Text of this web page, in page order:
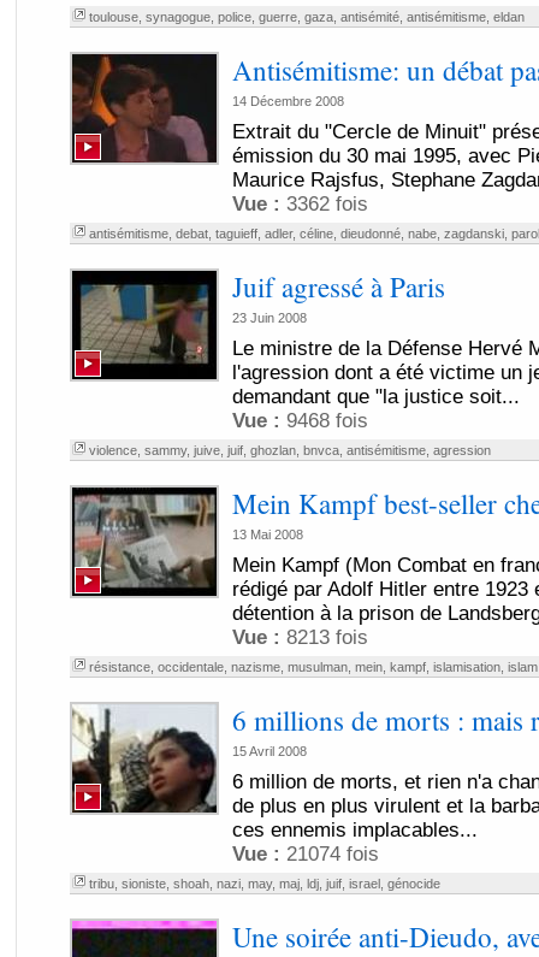
toulouse, synagogue, police, guerre, gaza, antisémité, antisémitisme, eldan
Antisémitisme: un débat
14 Décembre 2008
Extrait du "Cercle de Minuit"
émission du 30 mai 1995, avec
Maurice Rajsfus, Stephane
Vue : 3362 fois
antisémitisme, debat, taguieff, adler, céline, dieudonné, nabe, zagdanski,
Juif agressé à Paris
23 Juin 2008
Le ministre de la Défense Hervé
l'agression dont a été victime un
demandant que "la justice soit...
Vue : 9468 fois
violence, sammy, juive, juif, ghozlan, bnvca, antisémitisme, agression
Mein Kampf best-seller
13 Mai 2008
Mein Kampf (Mon Combat en
rédigé par Adolf Hitler entre 1923
détention à la prison de
Vue : 8213 fois
résistance, occidentale, nazisme, musulman, mein, kampf, islamisation, islam
6 millions de morts : mais
15 Avril 2008
6 million de morts, et rien n'a
de plus en plus virulent et la
ces ennemis implacables...
Vue : 21074 fois
tribu, sioniste, shoah, nazi, may, maj, ldj, juif, israel, génocide
Une soirée anti-Dieudo,